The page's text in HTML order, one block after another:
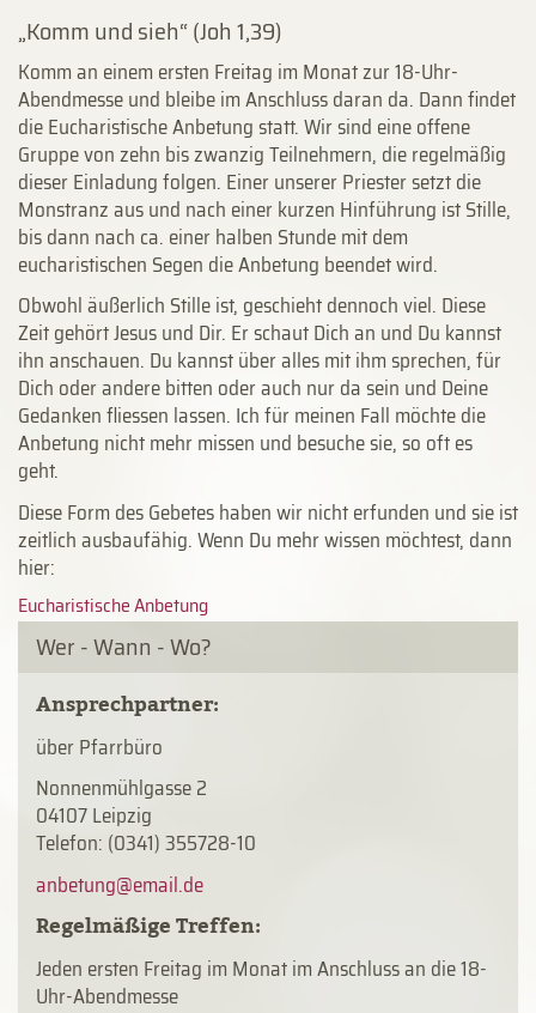
„Komm und sieh“ (Joh 1,39)
Komm an einem ersten Freitag im Monat zur 18-Uhr-
Abendmesse und bleibe im Anschluss daran da. Dann findet
die Eucharistische Anbetung statt. Wir sind eine offene
Gruppe von zehn bis zwanzig Teilnehmern, die regelmäßig
dieser Einladung folgen. Einer unserer Priester setzt die
Monstranz aus und nach einer kurzen Hinführung ist Stille,
bis dann nach ca. einer halben Stunde mit dem
eucharistischen Segen die Anbetung beendet wird.
Obwohl äußerlich Stille ist, geschieht dennoch viel. Diese
Zeit gehört Jesus und Dir. Er schaut Dich an und Du kannst
ihn anschauen. Du kannst über alles mit ihm sprechen, für
Dich oder andere bitten oder auch nur da sein und Deine
Gedanken fliessen lassen. Ich für meinen Fall möchte die
Anbetung nicht mehr missen und besuche sie, so oft es
geht.
Diese Form des Gebetes haben wir nicht erfunden und sie ist
zeitlich ausbaufähig. Wenn Du mehr wissen möchtest, dann
hier:
Eucharistische Anbetung
Wer - Wann - Wo?
Ansprechpartner:
über Pfarrbüro
Nonnenmühlgasse 2
04107 Leipzig
Telefon: (0341) 355728-10
Regelmäßige Treffen:
Jeden ersten Freitag im Monat im Anschluss an die 18-
Uhr-Abendmesse